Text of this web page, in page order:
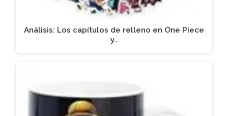
Análisis: Los capítulos de relleno en One Piece
y…